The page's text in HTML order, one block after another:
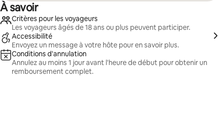
À savoir
Critères pour les voyageurs
Les voyageurs âgés de 18 ans ou plus peuvent participer.
Accessibilité
Envoyez un message à votre hôte pour en savoir plus.
Conditions d'annulation
Annulez au moins 1 jour avant l'heure de début pour obtenir un
remboursement complet.